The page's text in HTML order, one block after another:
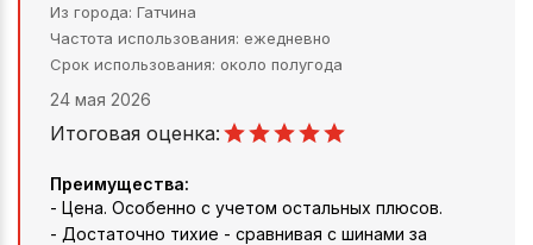
Из города Гатчина
Частота использования ежедневно
Срок использования около полугода
24 мая 2026
Итоговая оценка:
Преимущества:
- Цена. Особенно с учетом остальных плюсов.
- Достаточно тихие - сравнивая с шинами за